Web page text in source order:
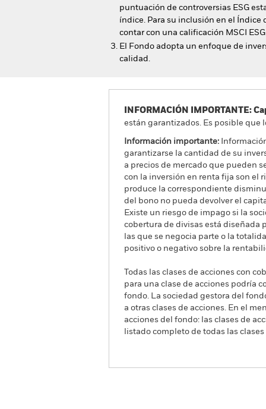
puntuación de controversias ESG
índice. Para su inclusión en el Índice
contar con una calificación MSCI
El Fondo adopta un enfoque de
calidad.
INFORMACIÓN IMPORTANTE:
están garantizados. Es posible
Información importante:
garantizarse la cantidad de su
a precios de mercado que pueden
con la inversión en renta fija son el
produce la correspondiente
del bono no pueda devolver el
Existe un riesgo de impago si la
cobertura de divisas está diseñada
las que se negocia parte o la
positivo o negativo sobre la
Todas las clases de acciones con
para una clase de acciones podría
fondo. La sociedad gestora del
a otras clases de acciones. En el
acciones del fondo: las clases de
listado completo de todas las